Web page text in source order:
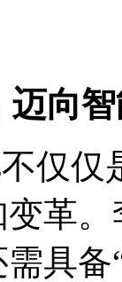
迈向
仅仅
革。
需具